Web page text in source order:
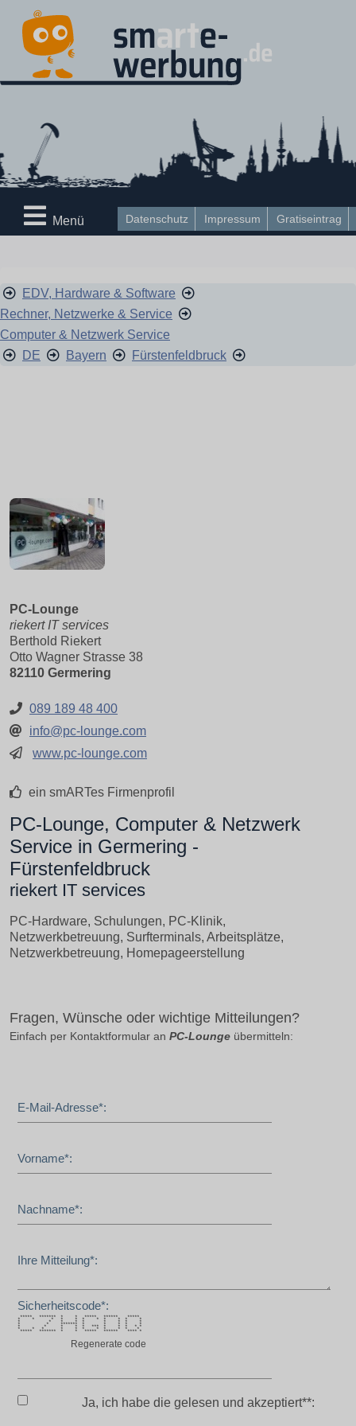
Datenschutz Impressum Gratiseintrag
Menü
EDV, Hardware & Software
Rechner, Netzwerke & Service
Computer & Netzwerk Service
DE
Bayern Fürstenfeldbruck
PC-Lounge
riekert IT services
Berthold Riekert
Otto Wagner Strasse 38
82110 Germering
089 189 48 400
info@pc-lounge.com
www.pc-lounge.com
ein smARTes Firmenprofil
PC-Lounge, Computer & Netzwerk
Service in Germering -
Fürstenfeldbruck
riekert IT services
PC-Hardware, Schulungen, PC-Klinik,
Netzwerkbetreuung, Surfterminals, Arbeitsplätze,
Netzwerkbetreuung, Homepageerstellung
Fragen, Wünsche oder wichtige Mitteilungen?
Einfach per Kontaktformular an PC-Lounge übermitteln:
E-Mail-Adresse*:
Vorname*:
Nachname*:
Ihre Mitteilung*:
Sicherheitscode*:
***** ******* * * ***** ****** *****
* * * * * * * * * * *
* * * * * * * * *
* * ******* * * * * *
* * * * * *** * * * * *
* * * * * * * * * * *
***** ******* * * ***** ****** **** *
Regenerate code
Ja, ich habe die gelesen und akzeptiert**: